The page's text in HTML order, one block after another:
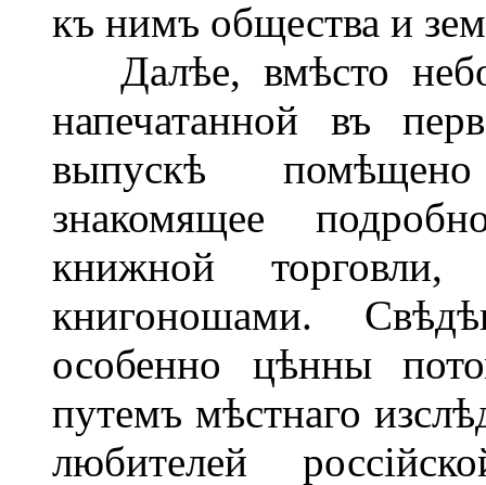
къ нимъ общества и
Далѣе, вмѣсто
напечатанной въ
выпускѣ
знакомящее
книжной
книгоношами.
особенно цѣнны
путемъ мѣстнаго
любителей